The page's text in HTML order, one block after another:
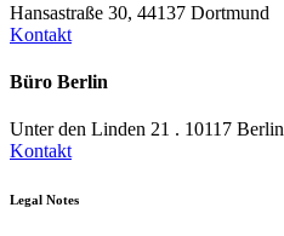
Hansastraße 30, 44137 Dortmund
Kontakt
Büro Berlin
Unter den Linden 21 . 10117 Berlin
Kontakt
Legal Notes